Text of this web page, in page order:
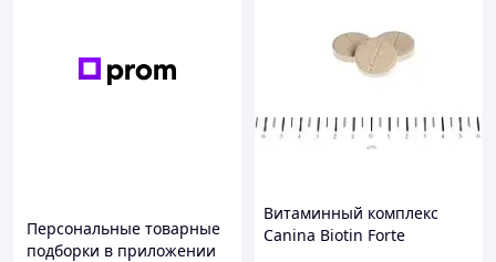
Персональные товарные
подборки в приложении
Витаминный комплекс
Canina Biotin Forte